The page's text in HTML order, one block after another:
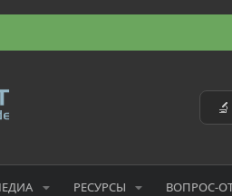
🔬
РЕСУРСЫ ВОПРОС-